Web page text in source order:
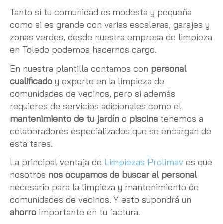
Tanto si tu comunidad es modesta y pequeña
como si es grande con varias escaleras, garajes y
zonas verdes, desde nuestra empresa de limpieza
en Toledo podemos hacernos cargo.
En nuestra plantilla contamos con personal
cualificado y experto en la limpieza de
comunidades de vecinos, pero si además
requieres de servicios adicionales como el
mantenimiento de tu jardín o piscina tenemos a
colaboradores especializados que se encargan de
esta tarea.
La principal ventaja de Limpiezas Prolimav es que
nosotros nos ocupamos de buscar al personal
necesario para la limpieza y mantenimiento de
comunidades de vecinos. Y esto supondrá un
ahorro importante en tu factura.